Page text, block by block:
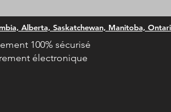
Alberta, Saskatchewan, Manitoba,
100% sécurisé
électronique